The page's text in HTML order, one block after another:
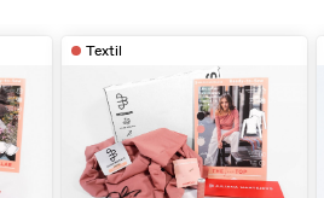
Textil